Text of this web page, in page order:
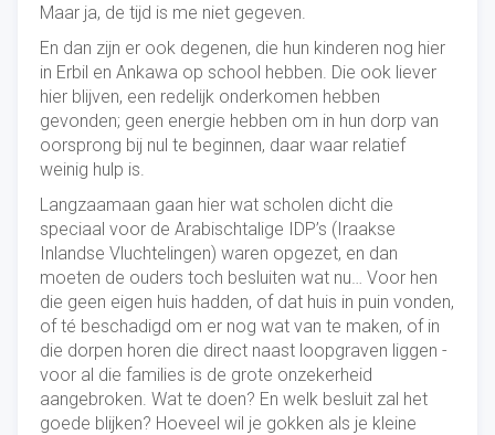
Maar ja, de tijd is me niet gegeven.
En dan zijn er ook degenen, die hun kinderen nog hier
in Erbil en Ankawa op school hebben. Die ook liever
hier blijven, een redelijk onderkomen hebben
gevonden; geen energie hebben om in hun dorp van
oorsprong bij nul te beginnen, daar waar relatief
weinig hulp is.
Langzaamaan gaan hier wat scholen dicht die
speciaal voor de Arabischtalige IDP’s (Iraakse
Inlandse Vluchtelingen) waren opgezet, en dan
moeten de ouders toch besluiten wat nu… Voor hen
die geen eigen huis hadden, of dat huis in puin vonden,
of té beschadigd om er nog wat van te maken, of in
die dorpen horen die direct naast loopgraven liggen -
voor al die families is de grote onzekerheid
aangebroken. Wat te doen? En welk besluit zal het
goede blijken? Hoeveel wil je gokken als je kleine